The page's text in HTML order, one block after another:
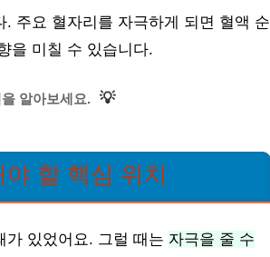
주요 혈자리를 자극하게 되면 혈액 순
을 미칠 수 있습니다.
알아보세요. 💡
할 핵심 위치
가 있었어요. 그럴 때는 자극을 줄 수